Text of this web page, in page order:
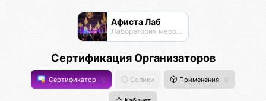
Афиста Лаб
Лаборатория мероприятий
Сертификация Организаторов
Сертификатор 0 Солики Применения 0